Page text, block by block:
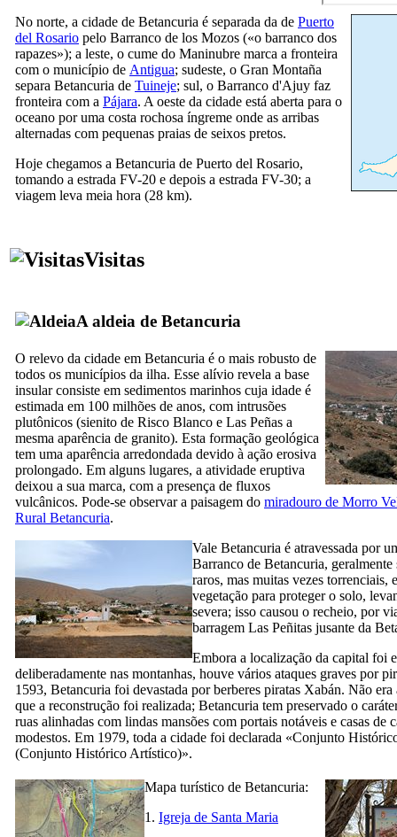
No norte, a cidade de Betancuria é separada da de Puerto
del Rosario pelo Barranco de los Mozos («o barranco dos
rapazes»); a leste, o cume do Maninubre marca a fronteira
com o município de Antigua; sudeste, o Gran Montaña
separa Betancuria de Tuineje; sul, o Barranco d'Ajuy faz
fronteira com a Pájara. A oeste da cidade está aberta para o
oceano por uma costa rochosa íngreme onde as arribas
alternadas com pequenas praias de seixos pretos.
Hoje chegamos a Betancuria de Puerto del Rosario,
tomando a estrada FV-20 e depois a estrada FV-30; a
viagem leva meia hora (28 km).
Visitas
A aldeia de Betancuria
O relevo da cidade em Betancuria é o mais robusto de
todos os municípios da ilha. Esse alívio revela a base
insular consiste em sedimentos marinhos cuja idade é
estimada em 100 milhões de anos, com intrusões
plutônicos (sienito de Risco Blanco e Las Peñas a
mesma aparência de granito). Esta formação geológica
tem uma aparência arredondada devido à ação erosiva
prolongado. Em alguns lugares, a atividade eruptiva
deixou a sua marca, com a presença de fluxos
vulcânicos. Pode-se observar a paisagem do miradouro de Morro
Rural Betancuria.
Vale Betancuria é atravessada por
Barranco de Betancuria,
raros, mas muitas vezes torrenciais,
vegetação para proteger o solo,
severa; isso causou o recheio, por
barragem Las Peñitas jusante da
Embora a localização da capital foi
deliberadamente nas montanhas, houve vários ataques graves por
1593, Betancuria foi devastada por berberes piratas Xabán. Não
que a reconstrução foi realizada; Betancuria tem preservado o
ruas alinhadas com lindas mansões com portais notáveis e casas de
modestos. Em 1979, toda a cidade foi declarada «Conjunto
(Conjunto Histórico Artístico)».
Mapa turístico de Betancuria:
1. Igreja de Santa Maria